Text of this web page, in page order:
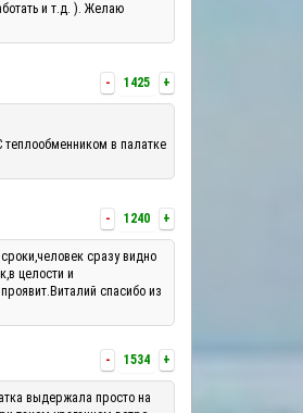
и т.д. ). Желаю
- 1425 +
в палатке
- 1240 +
сразу видно
целости и
спасибо из
- 1534 +
выдержала просто на